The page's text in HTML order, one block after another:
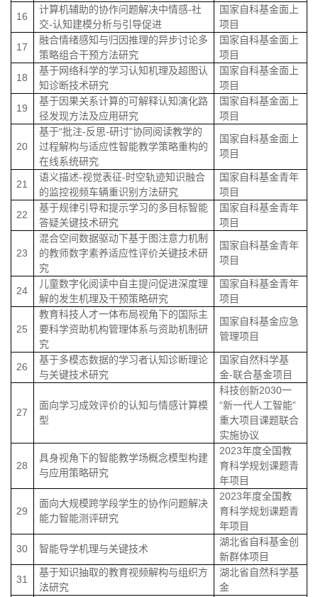
16
计算机辅助的协作问题解决中情感-社
交-认知建模分析与引导促进
国家自科基金面上
项目
17
融合情绪感知与归因推理的异步讨论多
策略组合干预方法研究
国家自科基金面上
项目
18
基于网络科学的学习认知机理及超图认
知诊断技术研究
国家自科基金面上
项目
19
基于因果关系计算的可解释认知演化路
径发现方法及应用研究
国家自科基金面上
项目
20
基于“批注-反思-研讨”协同阅读教学的
过程解构与适应性智能教学策略重构的
在线系统研究
国家自科基金面上
项目
21
语义描述-视觉表征-时空轨迹知识融合
的监控视频车辆重识别方法研究
国家自科基金青年
项目
22
基于规律引导和提示学习的多目标智能
答疑关键技术研究
国家自科基金青年
项目
23
混合空间数据驱动下基于图注意力机制
的教师数字素养适应性评价关键技术研
究
国家自科基金青年
项目
24
儿童数字化阅读中自主提问促进深度理
解的发生机理及干预策略研究
国家自科基金青年
项目
25
教育科技人才一体布局视角下的国际主
要科学资助机构管理体系与资助机制研
究
国家自科基金应急
管理项目
26
基于多模态数据的学习者认知诊断理论
与关键技术研究
国家自然科学基
金-联合基金项目
27
面向学习成效评价的认知与情感计算模
型
科技创新2030一
“新一代人工智能”
重大项目课题联合
实施协议
28
具身视角下的智能教学场概念模型构建
与应用策略研究
2023年度全国教
育科学规划课题青
年项目
29
面向大规模跨学段学生的协作问题解决
能力智能测评研究
2023年度全国教
育科学规划课题青
年项目
30
智能导学机理与关键技术
湖北省自科基金创
新群体项目
31
基于知识抽取的教育视频解构与组织方
法研究
湖北省自然科学基
金